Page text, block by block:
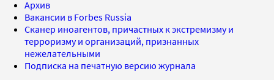
Архив
Вакансии в Forbes Russia
Сканер иноагентов, причастных к экстремизму и
терроризму и организаций, признанных
нежелательными
Подписка на печатную версию журнала